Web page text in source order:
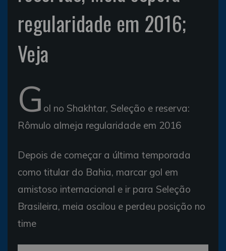
regularidade em 2016;
Veja
G ol no Shakhtar, Seleção e reserva:
Rômulo almeja regularidade em 2016
Depois de começar a última temporada
como titular do Bahia, marcar gol em
amistoso internacional e ir para Seleção
Brasileira, meia oscilou e perdeu posição no
time